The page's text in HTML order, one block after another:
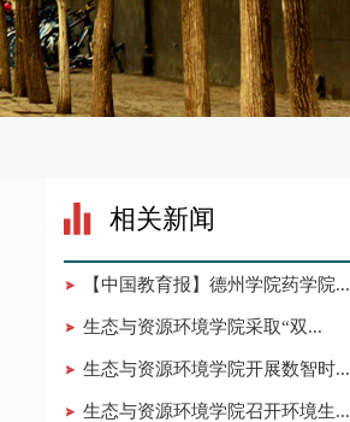
相关新闻
【中国教育报】德州学院药学院...
​生态与资源环境学院采取“双...
生态与资源环境学院开展数智时...
生态与资源环境学院召开环境生...